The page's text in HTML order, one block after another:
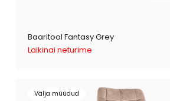
Baaritool Fantasy Grey
Laikinai neturime
Välja müüdud